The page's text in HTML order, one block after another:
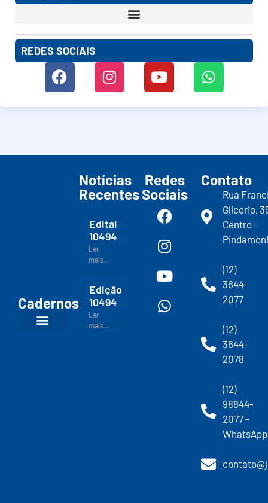
REDES SOCIAIS
Cadernos
Notícias
Recentes
Edital
10494
Ler
mais...
Edição
10494
Ler
mais...
Redes
Sociais
Contato
Rua
Glicerio,
Centro -
(12)
3644-
2077
(12)
3644-
2078
(12)
98844-
2077 -
WhatsApp